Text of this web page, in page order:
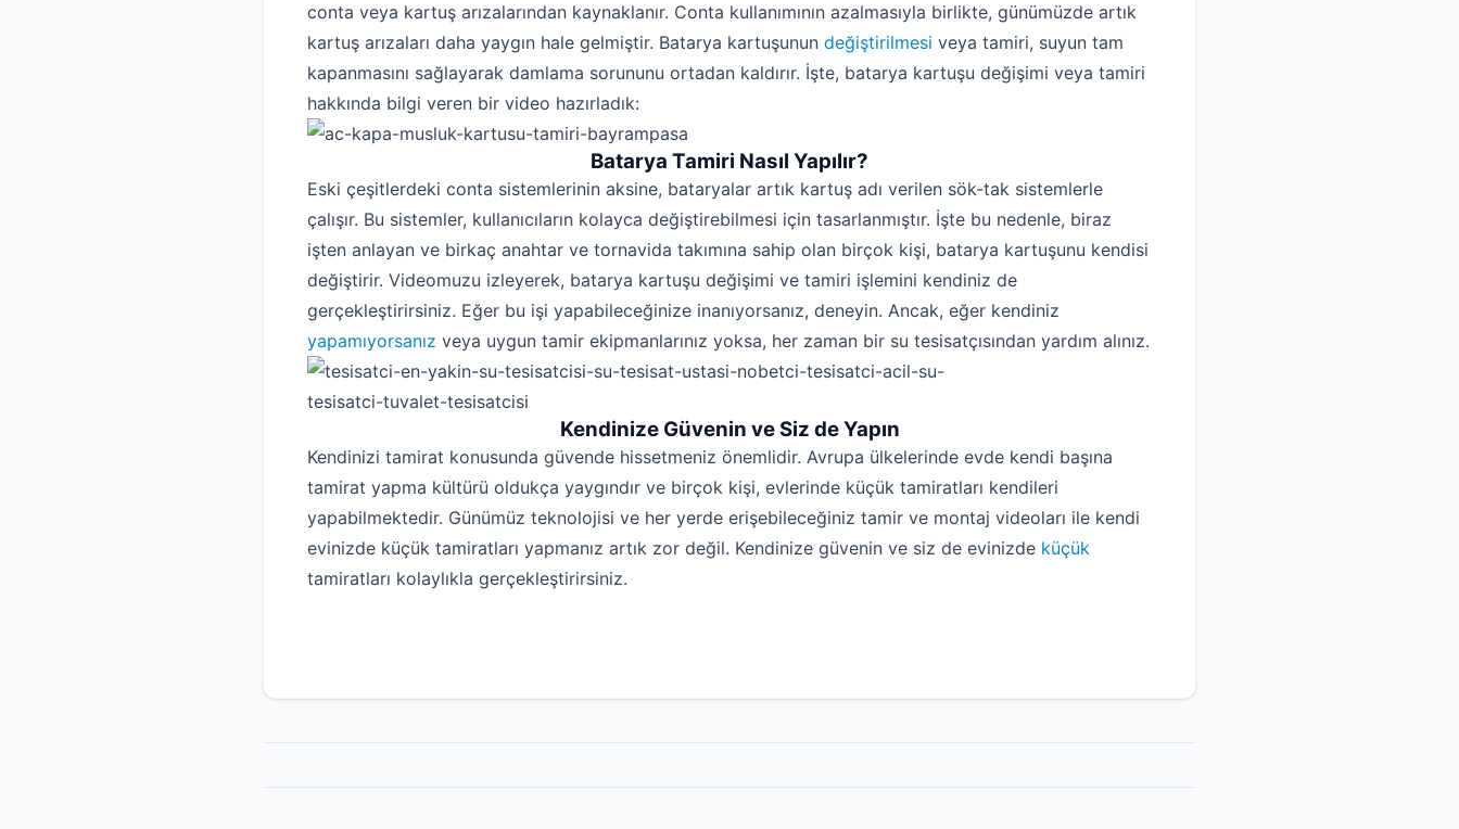
Robotla Tıkanıklık Açma
Su Kaçağı Tespiti
Profesyonel Petek Temizliği
Uzmana Sor
Hakkımızda
İletişim
conta veya kartuş arızalarından kaynaklanır. Conta kullanımının azalmasıyla birlikte, günümüzde artık
kartuş arızaları daha yaygın hale gelmiştir. Batarya kartuşunun değiştirilmesi veya tamiri, suyun tam
kapanmasını sağlayarak damlama sorununu ortadan kaldırır. İşte, batarya kartuşu değişimi veya tamiri
hakkında bilgi veren bir video hazırladık:
Batarya Tamiri Nasıl Yapılır?
Eski çeşitlerdeki conta sistemlerinin aksine, bataryalar artık kartuş adı verilen sök-tak sistemlerle
çalışır. Bu sistemler, kullanıcıların kolayca değiştirebilmesi için tasarlanmıştır. İşte bu nedenle, biraz
işten anlayan ve birkaç anahtar ve tornavida takımına sahip olan birçok kişi, batarya kartuşunu kendisi
değiştirir. Videomuzu izleyerek, batarya kartuşu değişimi ve tamiri işlemini kendiniz de
gerçekleştirirsiniz. Eğer bu işi yapabileceğinize inanıyorsanız, deneyin. Ancak, eğer kendiniz
yapamıyorsanız veya uygun tamir ekipmanlarınız yoksa, her zaman bir su tesisatçısından yardım alınız.
Kendinize Güvenin ve Siz de Yapın
Kendinizi tamirat konusunda güvende hissetmeniz önemlidir. Avrupa ülkelerinde evde kendi başına
tamirat yapma kültürü oldukça yaygındır ve birçok kişi, evlerinde küçük tamiratları kendileri
yapabilmektedir. Günümüz teknolojisi ve her yerde erişebileceğiniz tamir ve montaj videoları ile kendi
evinizde küçük tamiratları yapmanız artık zor değil. Kendinize güvenin ve siz de evinizde küçük
tamiratları kolaylıkla gerçekleştirirsiniz.